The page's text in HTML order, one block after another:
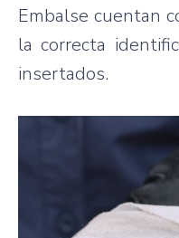
Embalse cuentan
la correcta
insertados.